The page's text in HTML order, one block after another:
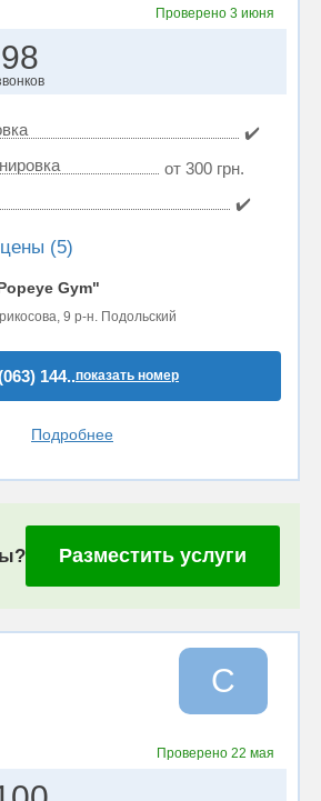
Проверено3 июня
98
✔️
от 300 грн.
✔️
(5)
Gym"
9 р-н. Подольский
144..показать номер
Подробнее
Разместить услуги
C
Проверено 22 мая